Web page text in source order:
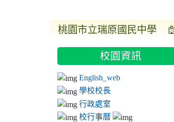
桃園市立瑞原國民中學 :::
::: 校園資訊
English_web
學校校長
行政處室
校行事曆